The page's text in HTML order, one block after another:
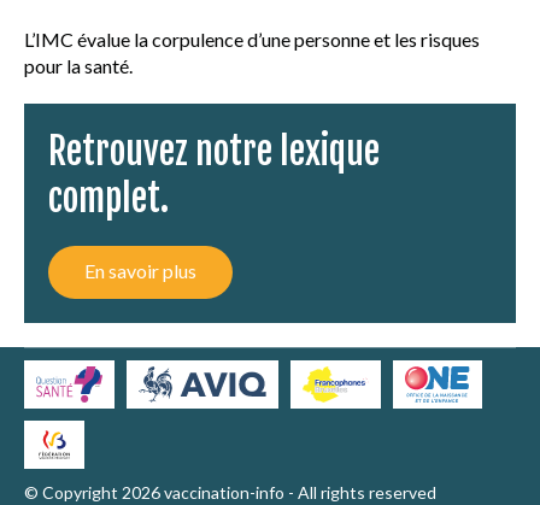
AU COURS DE LA VIE
PRINCIPES DE VACCINATION
VACCINATION EN PRATIQUE
MALADIES ET VACCINS
AUTRES RESSOURCES
L’IMC évalue la corpulence d’une personne et les risques
pour la santé.
Retrouvez notre lexique
complet.
En savoir plus
© Copyright 2026 vaccination-info - All rights reserved